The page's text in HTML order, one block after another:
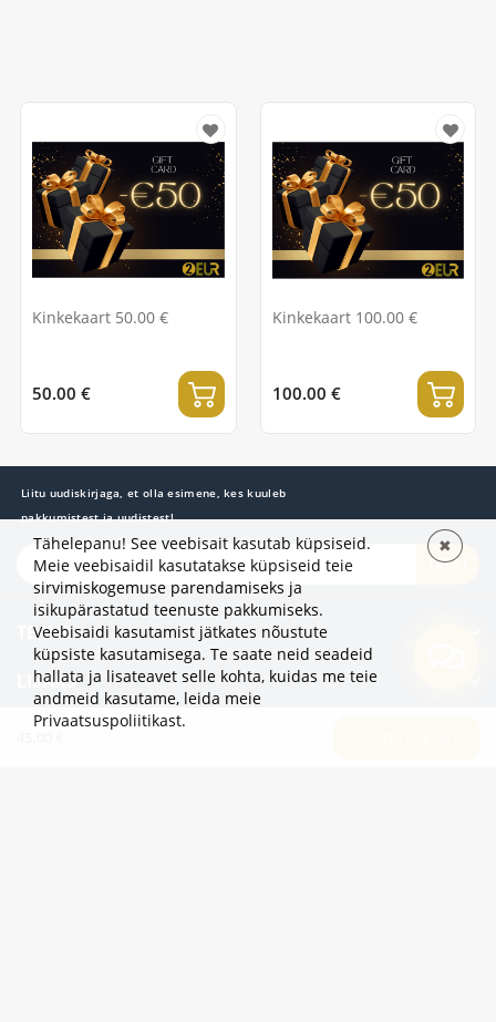
Kinkekaart 50.00 €
50.00 €
Kinkekaart 100.00 €
100.00 €
Liitu uudiskirjaga, et olla esimene, kes kuuleb
pakkumistest ja uudistest!
TELLI
TEAVE
LISAKS
KATEGOORIAD
Tähelepanu! See veebisait kasutab küpsiseid.
Meie veebisaidil kasutatakse küpsiseid teie
sirvimiskogemuse parendamiseks ja
isikupärastatud teenuste pakkumiseks.
Veebisaidi kasutamist jätkates nõustute
küpsiste kasutamisega. Te saate neid seadeid
hallata ja lisateavet selle kohta, kuidas me teie
andmeid kasutame, leida meie
Privaatsuspoliitikast.
✖